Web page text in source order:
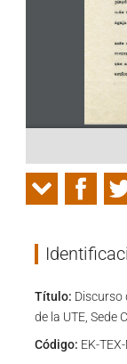
Título: Discurso
de la UTE, Sede
Código: EK-